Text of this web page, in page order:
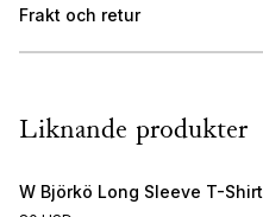
Frakt och retur
Liknande produkter
W Björkö Long Sleeve T-Shirt